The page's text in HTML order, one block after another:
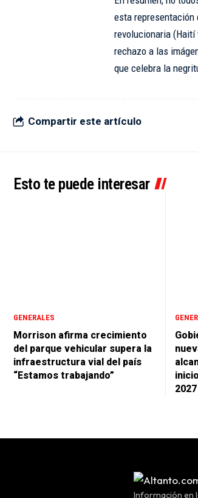
esta representación
revolucionaria (Haití
rechazo a las
que celebra la
Compartir este artículo
Esto te puede interesar
GENERALES
Morrison afirma crecimiento
del parque vehicular supera la
infraestructura vial del país
“Estamos trabajando”
2027
Información en